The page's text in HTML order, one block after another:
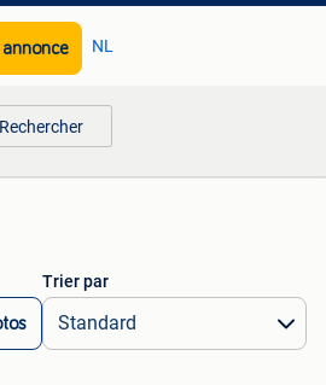
NL
Rechercher
Trier par